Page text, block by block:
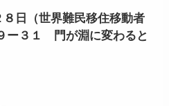
日（世界難民移住移動者
ー３１ 門が淵に変わると